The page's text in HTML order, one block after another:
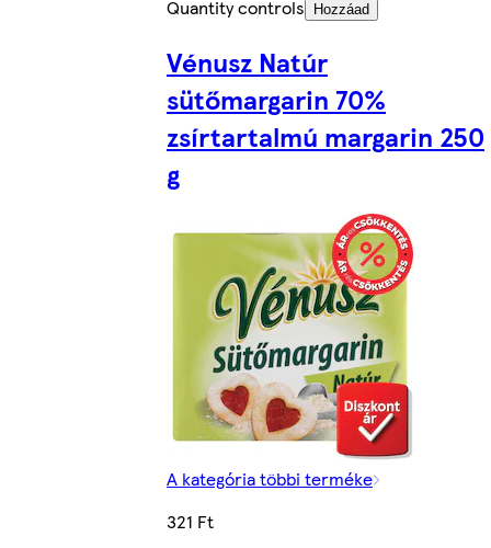
Quantity controls
Hozzáad
Vénusz Natúr
sütőmargarin 70%
zsírtartalmú margarin 250
g
A kategória többi terméke
321 Ft